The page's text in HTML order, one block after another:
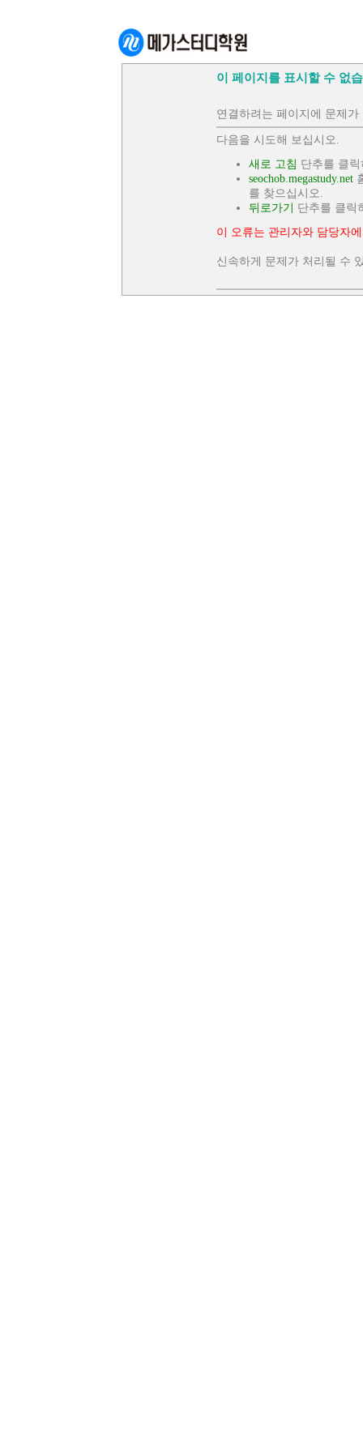
이 페이지를 표시할 수 없
연결하려는 페이지에 문제
다음을 시도해 보십시오.
새로 고침 단추를 클
seochob.megastudy.net
를 찾으십시오.
뒤로가기
단추를 클릭
이 오류는 관리자와 담당자
신속하게 문제가 처리될 수